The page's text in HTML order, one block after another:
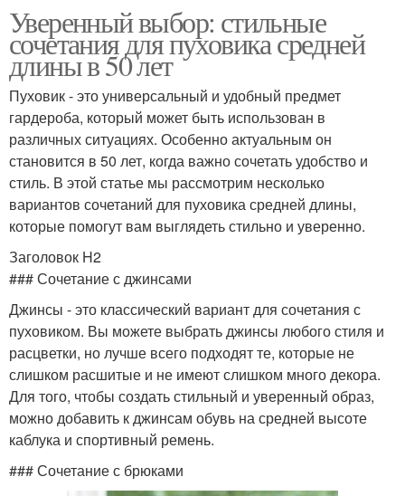
Уверенный выбор: стильные
сочетания для пуховика средней
длины в 50 лет
Пуховик - это универсальный и удобный предмет
гардероба, который может быть использован в
различных ситуациях. Особенно актуальным он
становится в 50 лет, когда важно сочетать удобство и
стиль. В этой статье мы рассмотрим несколько
вариантов сочетаний для пуховика средней длины,
которые помогут вам выглядеть стильно и уверенно.
Заголовок H2
### Сочетание с джинсами
Джинсы - это классический вариант для сочетания с
пуховиком. Вы можете выбрать джинсы любого стиля и
расцветки, но лучше всего подходят те, которые не
слишком расшитые и не имеют слишком много декора.
Для того, чтобы создать стильный и уверенный образ,
можно добавить к джинсам обувь на средней высоте
каблука и спортивный ремень.
### Сочетание с брюками